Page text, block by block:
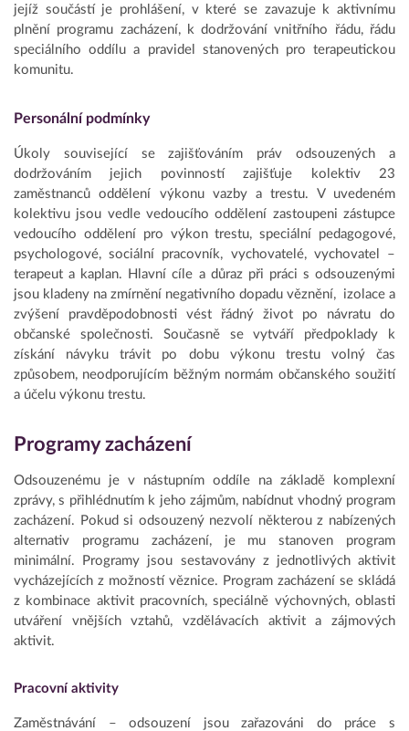
jejíž součástí je prohlášení, v které se zavazuje k aktivnímu
plnění programu zacházení, k dodržování vnitřního řádu, řádu
speciálního oddílu a pravidel stanovených pro terapeutickou
komunitu.
Personální podmínky
Úkoly související se zajišťováním práv odsouzených a
dodržováním jejich povinností zajišťuje kolektiv 23
zaměstnanců oddělení výkonu vazby a trestu. V uvedeném
kolektivu jsou vedle vedoucího oddělení zastoupeni zástupce
vedoucího oddělení pro výkon trestu, speciální pedagogové,
psychologové, sociální pracovník, vychovatelé, vychovatel –
terapeut a kaplan. Hlavní cíle a důraz při práci s odsouzenými
jsou kladeny na zmírnění negativního dopadu věznění, izolace a
zvýšení pravděpodobnosti vést řádný život po návratu do
občanské společnosti. Současně se vytváří předpoklady k
získání návyku trávit po dobu výkonu trestu volný čas
způsobem, neodporujícím běžným normám občanského soužití
a účelu výkonu trestu.
Programy zacházení
Odsouzenému je v nástupním oddíle na základě komplexní
zprávy, s přihlédnutím k jeho zájmům, nabídnut vhodný program
zacházení. Pokud si odsouzený nezvolí některou z nabízených
alternativ programu zacházení, je mu stanoven program
minimální. Programy jsou sestavovány z jednotlivých aktivit
vycházejících z možností věznice. Program zacházení se skládá
z kombinace aktivit pracovních, speciálně výchovných, oblasti
utváření vnějších vztahů, vzdělávacích aktivit a zájmových
aktivit.
Pracovní aktivity
Zaměstnávání – odsouzení jsou zařazováni do práce s